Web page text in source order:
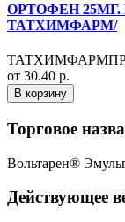
ОРТОФЕН 25МГ.
ТАТХИМФАРМ/
от 30.40 р.
В корзину
Торговое
Вольтарен®
Действующее